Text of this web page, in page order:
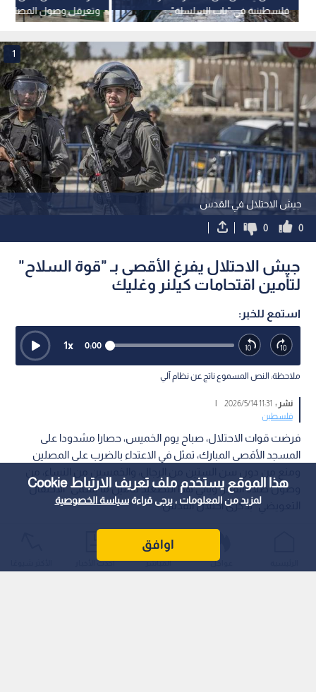
هذا الموقع يستخدم ملف تعريف الارتباط Cookie
لمزيد من المعلومات ، يرجى قراءةسياسة الخصوصية
اوافق
وتعرقل وصول المصلين
فلسطينية في "باب السلسلة"
بالقدس ومنحها للمستوطنين
جيش الاحتلال في القدس
1
0
0
جيش الاحتلال يفرغ الأقصى بـ "قوة السلاح"
لتأمين اقتحامات كيلنر وغليك
استمع للخبر:
0:00
1x
ملاحظة: النص المسموع ناتج عن نظام آلي
نشر : 11:31 2026/5/14
|
فلسطين
فرضت قوات الاحتلال، صباح يوم الخميس، حصارا مشدودا على
المسجد الأقصى المبارك، تمثل في الاعتداء بالضرب على المصلين
وصول صلاة الفجر. ويأتي هذا التصعيد لتأمين ما يسمى "الاحتفال
التعويضي" بذكرى احتلال القدس.
عواجل المباشر أحدث الأخبار